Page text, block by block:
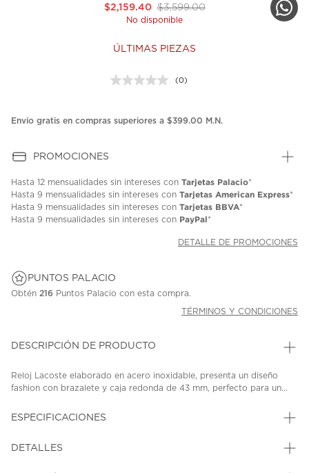
$3,599.00
$2,159.40
No disponible
ÚLTIMAS PIEZAS
Sin
en
(0)
Envío gratis en compras superiores a $399.00 M.N.
PROMOCIONES
Hasta 12 mensualidades sin intereses con Tarjetas Palacio*
Hasta 9 mensualidades sin intereses con Tarjetas American Express*
Hasta 9 mensualidades sin intereses con Tarjetas BBVA*
Hasta 9 mensualidades sin intereses con PayPal*
DETALLE DE PROMOCIONES
PUNTOS PALACIO
Obtén 216 Puntos Palacio con esta compra.
TÉRMINOS Y CONDICIONES
DESCRIPCIÓN DE PRODUCTO
Reloj Lacoste elaborado en acero inoxidable, presenta un diseño
fashion con brazalete y caja redonda de 43 mm, perfecto para un...
ESPECIFICACIONES
DETALLES